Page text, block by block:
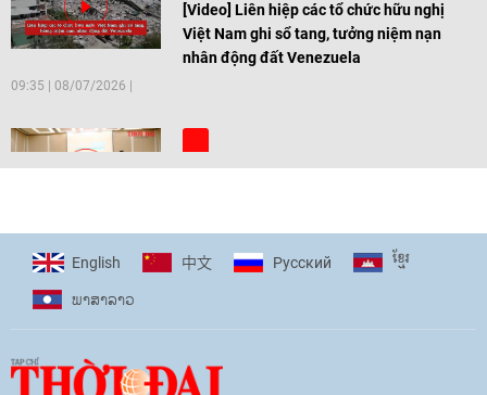
[Video] Liên hiệp các tổ chức hữu nghị
Việt Nam ghi sổ tang, tưởng niệm nạn
nhân động đất Venezuela
09:35 08/07/2026
[Video] Trẻ em Đông Á cùng kiến tạo
11:10|17/06/2026
English 中文 Pусский ខ្មែរ
ພາ​ສາ​ລາວ